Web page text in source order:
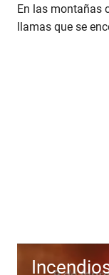
En las montañas
llamas que se